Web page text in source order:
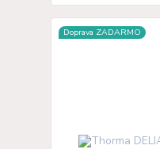
Doprava ZADARMO